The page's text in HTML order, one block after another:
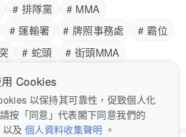
# 排隊黨
# MMA
# 運輸署 # 牌照事務處
# 霸位
# 蛇頭
# 街頭MMA
# 排隊
蹤我們
Cookies
以保持其可靠性，促致個人化
按「同意」代表閣下同意我們的
以及 個人資料收集聲明 。